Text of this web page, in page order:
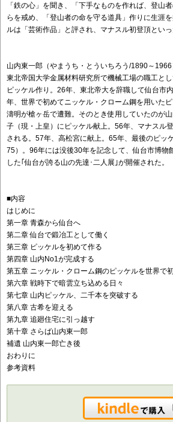
「鉄の心」を聞き、「下手なものを作れば、登山
らを戒め、「登山者の命を守る道具」作りに生涯
ルは「芸術作品」と評され、マナスル初登頂といっ
山内東一郎（やまうち・とういちろう/1890～1966
東北帝国大学金属材料研究所で機械工場の職工と
ピッケル作り。26年、東北帝大を辞職して仙台市
年、世界で初めてニッケル・クローム鋼を用いた
濤明が槍ヶ岳で遭難。そのとき使用していたのが
子（現・上皇）にピッケル献上。56年、マナスル
される。57年、高松宮に献上。65年、最後のピッ
75）。96年には没後30年を記念して、仙台市博物
した｢仙台が誇る山の先達･二人展｣が開催された。
■内容
はじめに
第一章 青森から仙台へ
第二章 仙台で鍛冶工として働く
第三章 ピッケルを初めて作る
第四章 山内No1が完成する
第五章 ニッケル・クローム鋼のピッケルを世界で
第六章 戦時下で暗雲立ち込める日々
第七章 山内ピッケル、二千本を突破する
第八章 古希を迎える
第九章 追廻住宅に引っ越す
第十章 さらば山内東一郎
補遺 山内東一郎亡き後
おわりに
参考資料